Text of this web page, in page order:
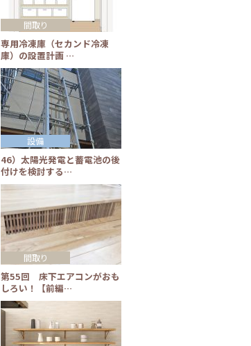
専用冷凍庫（セカンド冷凍
庫）の設置計画 …
間取り
46）太陽光発電と蓄電池の後
付けを検討する…
設備
第55回 床下エアコンがおも
しろい！【前編…
間取り